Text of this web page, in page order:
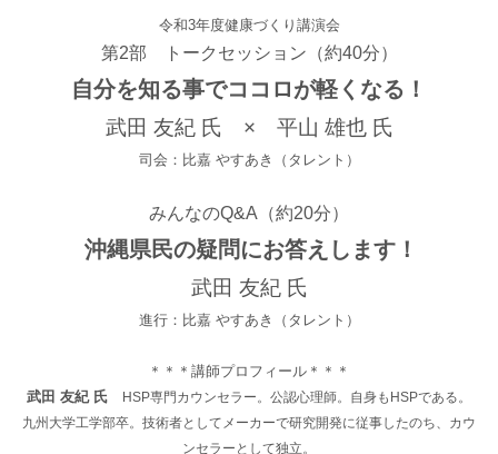
令和3年度健康づくり講演会
第2部 トークセッション（約40分）
自分を知る事でココロが軽くなる！
武田 友紀 氏 × 平山 雄也 氏
司会：比嘉 やすあき（タレント）
みんなのQ&A（約20分）
沖縄県民の疑問にお答えします！
武田 友紀 氏
進行：比嘉 やすあき（タレント）
＊＊＊講師プロフィール＊＊＊
武田 友紀 氏
HSP専門カウンセラー。公認心理師。自身もHSPである。
九州大学工学部卒。技術者としてメーカーで研究開発に従事したのち、カウ
ンセラーとして独立。